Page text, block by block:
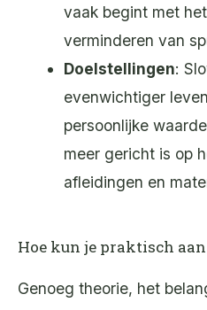
vaak begint met
verminderen van
Doelstellingen:
evenwichtiger
persoonlijke
meer gericht is op
afleidingen en
Hoe kun je praktisch
Genoeg theorie, het